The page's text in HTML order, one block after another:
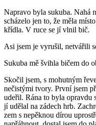
Napravo byla sukuba. Nahá
scházelo jen to, že měla
křídla. V ruce se jí vlnil bič.
Asi jsem je vyrušil, netvářili
Sukuba mě švihla bičem do
Skočil jsem, s mohutným
nečistými tvory. První jsem
udeřil. Rána to byla opravdu
jí udělal na zádech hrb.
zem s nepěknou dírou